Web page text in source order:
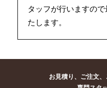
タッフが行いますの
たします。
お見積り、ご注文、